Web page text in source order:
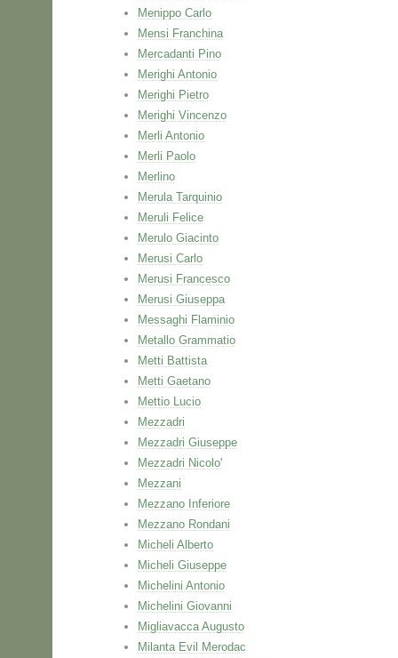
Menippo Carlo
Mensi Franchina
Mercadanti Pino
Merighi Antonio
Merighi Pietro
Merighi Vincenzo
Merli Antonio
Merli Paolo
Merlino
Merula Tarquinio
Meruli Felice
Merulo Giacinto
Merusi Carlo
Merusi Francesco
Merusi Giuseppa
Messaghi Flaminio
Metallo Grammatio
Metti Battista
Metti Gaetano
Mettio Lucio
Mezzadri
Mezzadri Giuseppe
Mezzadri Nicolo'
Mezzani
Mezzano Inferiore
Mezzano Rondani
Micheli Alberto
Micheli Giuseppe
Michelini Antonio
Michelini Giovanni
Migliavacca Augusto
Milanta Evil Merodac